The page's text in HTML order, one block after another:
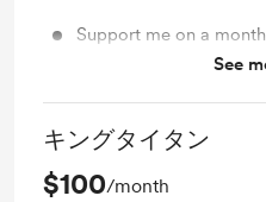
Support me on a
Unlock exclusive posts
See
キングタイタン
$100/month